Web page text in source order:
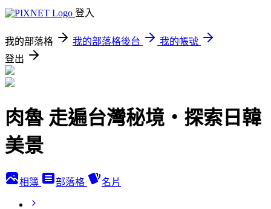
登入
我的部落格 我的部落格後台
我的帳號
登出
肉魯 走遍台灣秘境・探索日韓
美景
相簿 部落格 名片